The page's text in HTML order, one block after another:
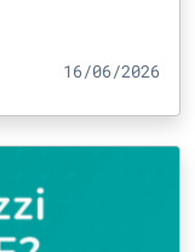
16/06/2026